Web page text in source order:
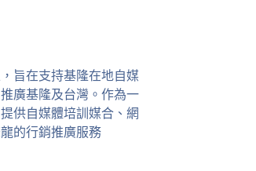
旨在支持基隆在地自媒
廣基隆及台灣。作為一
供自媒體培訓媒合、網
的行銷推廣服務